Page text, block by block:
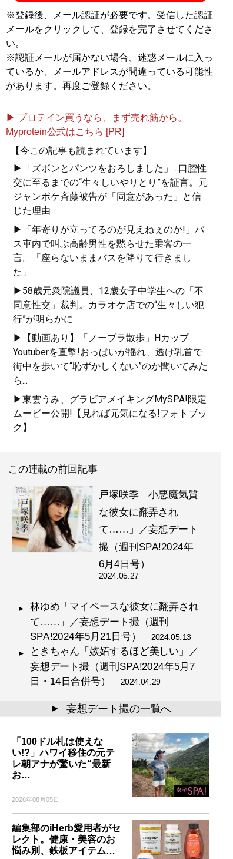
※登録後、メール認証が必要です。受信した認証
メールをクリックして、登録を完了させてくださ
い。
※認証メールが届かない場合、迷惑メールに入っ
ているか、メールアドレスが間違っている可能性
があります。再度ご登録ください。
▶ プロテイン買うなら、まず売れ筋から。
Myprotein公式はこちら [PR]
【今この記事も読まれています】
▶「ズボンとパンツをおろしました」...口腔性
交に至るまでの“生々しいやりとり”を証言。元
ジャンポケ斉藤被告が「同意があった」と信
じた理由
▶「年寄りが立ってるのが見えねぇのか!」バ
ス車内で叫ぶ高齢男性を黙らせた乗客の一
言。「座らないままバスを降りて行きまし
た」
▶58歳元衆院議員、12歳女子中学生への「不
同意性交」裁判。カラオケ店での“生々しい犯
行”が明らかに
▶【動画あり】「ノーブラ散歩」Hカップ
Youtuberを直撃!おっぱいが揺れ、透け乳首で
街中を歩いて“恥ずかしくない”のか聞いてみた
ら...
▶東雲うみ、グラビアメイキングMySPA!限定
ムービー公開!【見れば元気になる!フォトブッ
ク】
この連載の前回記事
戸塚咲季「小悪魔気質
な彼女に翻弄され
て……」／妄想デート
撮（週刊SPA!2024年
6月4日号）
2024.05.27
林ゆめ「マイペースな彼女に翻弄され
て……」／妄想デート撮（週刊
SPA!2024年5月21日号）
2024.05.13
ときちゃん「嫉妬するほど美しい」／
妄想デート撮（週刊SPA!2024年5月7
日・14日合併号）
2024.04.29
▲ 妄想デート撮の一覧へ
「100ドル札は使えな
い!?」ハワイ移住の元テ
レ朝アナが驚いた“最新
お…
2026年08月05日
編集部のiHerb愛用者がセ
レクト。健康・美容のお
悩み別、鉄板アイテム…